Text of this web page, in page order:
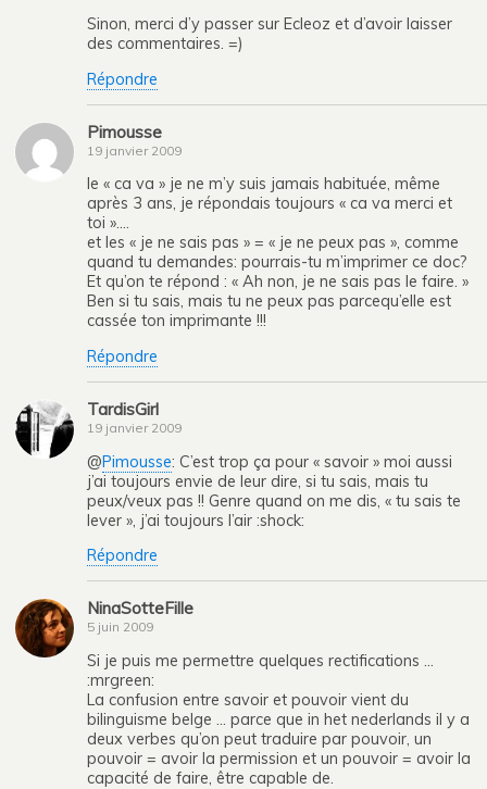
Sinon, merci d’y passer sur Ecleoz et d’avoir laisser
des commentaires. =)
Répondre
Pimousse
19 janvier 2009
le « ca va » je ne m’y suis jamais habituée, même
après 3 ans, je répondais toujours « ca va merci et
toi »….
et les « je ne sais pas » = « je ne peux pas », comme
quand tu demandes: pourrais-tu m’imprimer ce doc?
Et qu’on te répond : « Ah non, je ne sais pas le faire. »
Ben si tu sais, mais tu ne peux pas parcequ’elle est
cassée ton imprimante !!!
Répondre
TardisGirl
19 janvier 2009
@Pimousse: C’est trop ça pour « savoir » moi aussi
j’ai toujours envie de leur dire, si tu sais, mais tu
peux/veux pas !! Genre quand on me dis, « tu sais te
lever », j’ai toujours l’air :shock:
Répondre
NinaSotteFille
5 juin 2009
Si je puis me permettre quelques rectifications …
:mrgreen:
La confusion entre savoir et pouvoir vient du
bilinguisme belge … parce que in het nederlands il y a
deux verbes qu’on peut traduire par pouvoir, un
pouvoir = avoir la permission et un pouvoir = avoir la
capacité de faire, être capable de.